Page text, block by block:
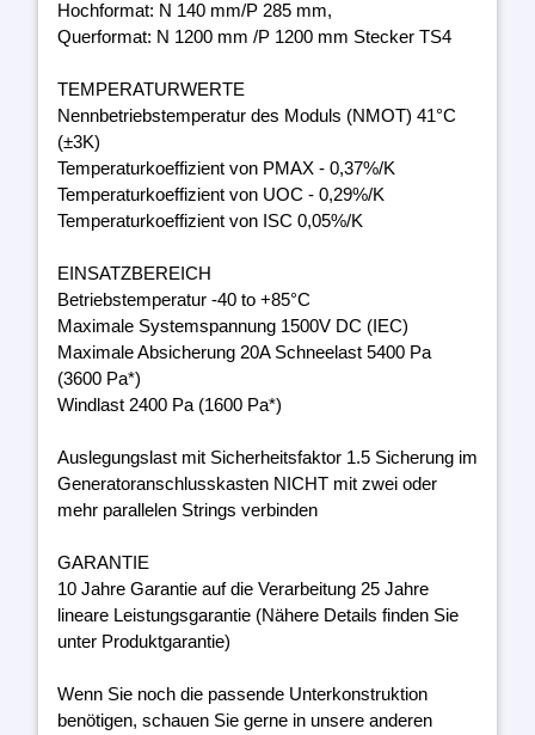
Hochformat: N 140 mm/P 285 mm,
Querformat: N 1200 mm /P 1200 mm Stecker TS4
TEMPERATURWERTE
Nennbetriebstemperatur des Moduls (NMOT) 41°C
(±3K)
Temperaturkoeffizient von PMAX - 0,37%/K
Temperaturkoeffizient von UOC - 0,29%/K
Temperaturkoeffizient von ISC 0,05%/K
EINSATZBEREICH
Betriebstemperatur -40 to +85°C
Maximale Systemspannung 1500V DC (IEC)
Maximale Absicherung 20A Schneelast 5400 Pa
(3600 Pa*)
Windlast 2400 Pa (1600 Pa*)
Auslegungslast mit Sicherheitsfaktor 1.5 Sicherung im
Generatoranschlusskasten NICHT mit zwei oder
mehr parallelen Strings verbinden
GARANTIE
10 Jahre Garantie auf die Verarbeitung 25 Jahre
lineare Leistungsgarantie (Nähere Details finden Sie
unter Produktgarantie)
Wenn Sie noch die passende Unterkonstruktion
benötigen, schauen Sie gerne in unsere anderen